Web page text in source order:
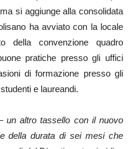
si aggiunge alla consolidata
ha avviato con la locale
della convenzione quadro
pratiche presso gli uffici
di formazione presso gli
e laureandi.
un altro tassello con il nuovo
della durata di sei mesi che